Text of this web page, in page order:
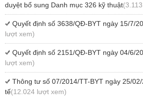
duyệt bổ sung Danh mục 326 kỹ thuật
Quyết định số 3638/QĐ-BYT ngày 15/7/
lượt xem)
Quyết định số 2151/QĐ-BYT ngày 04/6/
lượt xem)
Thông tư số 07/2014/TT-BYT ngày 25/
tế(12.024 lượt xem)